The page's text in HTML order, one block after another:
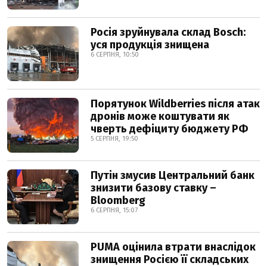
Росія зруйнувала склад Bosch:
уся продукція знищена
6 СЕРПНЯ, 10:50
Порятунок Wildberries після атак
дронів може коштувати як
чверть дефіциту бюджету РФ
5 СЕРПНЯ, 19:50
Путін змусив Центральний банк
знизити базову ставку –
Bloomberg
6 СЕРПНЯ, 15:07
PUMA оцінила втрати внаслідок
знищення Росією її складських